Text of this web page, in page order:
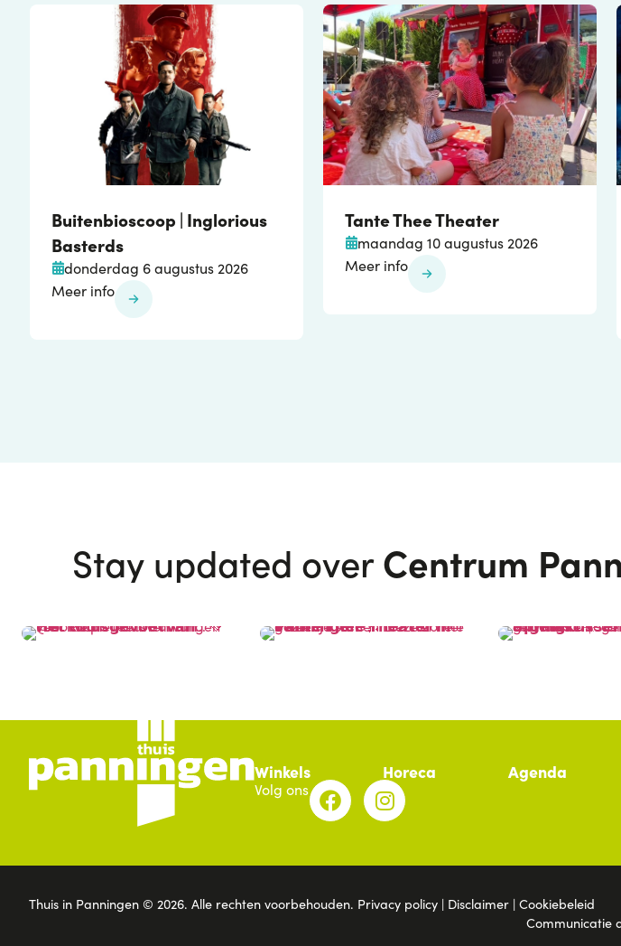
Buitenbioscoop | Inglorious
Basterds
donderdag 6 augustus 2026
Meer info
Tante Thee Theater
maandag 10 augustus 2026
Meer info
Stay updated overCentrum
Winkels Horeca Agenda
Volg ons
Thuis in Panningen © 2026. Alle rechten voorbehouden. Privacy policy | Disclaimer | Cookiebeleid
Communicatie